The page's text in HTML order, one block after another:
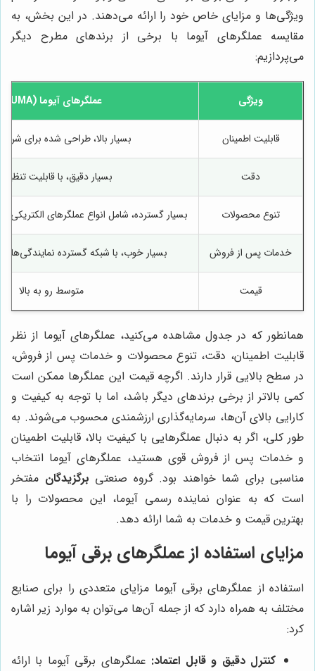
ویژگی‌ها و مزایای خاص خود را ارائه می‌دهند. در این بخش، به
مقایسه عملگرهای آیوما با برخی از برندهای مطرح دیگر
می‌پردازیم:
ویژگی عملگرهای آیوما (AUMA)
قابلیت اطمینان بسیار بالا، طراحی شده برای
دقت بسیار دقیق، با قابلیت تنظیم
تنوع محصولات بسیار گسترده، شامل انواع عملگرهای الکتریکی،
خدمات پس از فروش بسیار خوب، با شبکه گسترده نمایندگی‌ها
قیمت متوسط رو به بالا
همانطور که در جدول مشاهده می‌کنید، عملگرهای آیوما از نظر
قابلیت اطمینان، دقت، تنوع محصولات و خدمات پس از فروش،
در سطح بالایی قرار دارند. اگرچه قیمت این عملگرها ممکن است
کمی بالاتر از برخی برندهای دیگر باشد، اما با توجه به کیفیت و
کارایی بالای آن‌ها، سرمایه‌گذاری ارزشمندی محسوب می‌شوند. به
طور کلی، اگر به دنبال عملگرهایی با کیفیت بالا، قابلیت اطمینان
و خدمات پس از فروش قوی هستید، عملگرهای آیوما انتخاب
مناسبی برای شما خواهند بود. گروه صنعتی برگزیدگان مفتخر
است که به عنوان نماینده رسمی آیوما، این محصولات را با
بهترین قیمت و خدمات به شما ارائه دهد.
مزایای استفاده از عملگرهای برقی آیوما
استفاده از عملگرهای برقی آیوما مزایای متعددی را برای صنایع
مختلف به همراه دارد که از جمله آن‌ها می‌توان به موارد زیر اشاره
کرد:
کنترل دقیق و قابل اعتماد: عملگرهای برقی آیوما با ارائه